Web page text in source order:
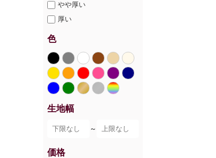
やや厚い
厚い
色
生地幅
～
価格